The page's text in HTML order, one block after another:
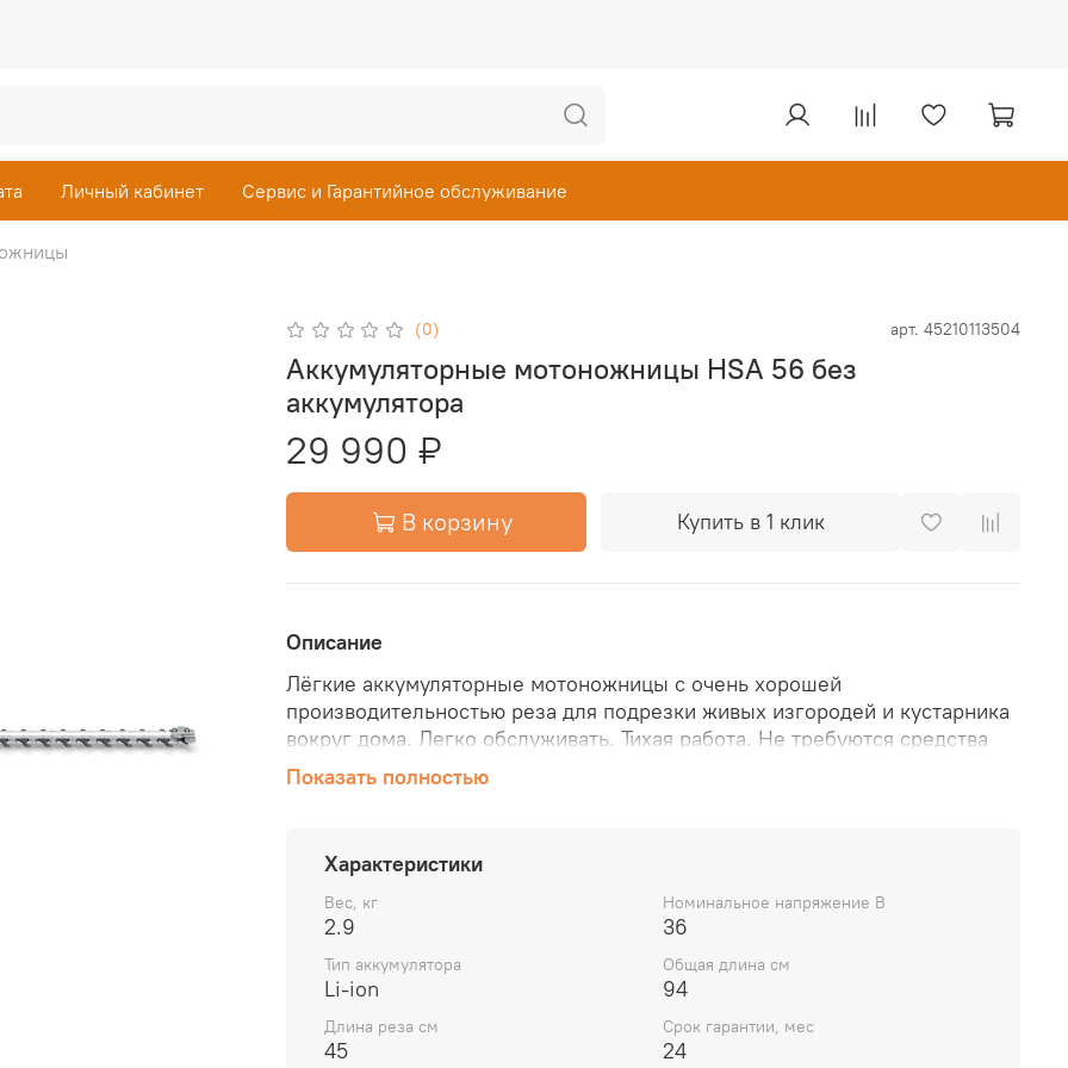
Личный кабинет Сервис и Гарантийное обслуживание
(0) арт. 45210113504
Аккумуляторные мотоножницы HSA 56 без
аккумулятора
29 990 ₽
В корзину Купить в 1 клик
Описание
Лёгкие аккумуляторные мотоножницы с очень хорошей
производительностью реза для подрезки живых изгородей и кустарника
вокруг дома. Легко обслуживать. Тихая работа. Не требуются средства
защиты органов слуха. Нож для двустороннего реза. Инновационная
геометрия ножа обтекаемой формы для большего захвата веток ножом.
Серийное оснащение
Тихая работа
Агрегаты серии STIHL AkkuSystem COMPACT настолько тихие, что
не требуют специальных средств защиты слуха.
Показать полностью
Характеристики
Вес, кг
2.9
Номинальное напряжение В
36
Тип аккумулятора
Li-ion
Общая длина см
94
Длина реза см
45
Срок гарантии, мес
24